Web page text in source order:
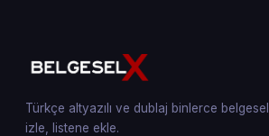
Türkçe altyazılı ve dublaj binlerce
izle, listene ekle.